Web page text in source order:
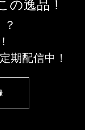
の逸品！
期配信中！